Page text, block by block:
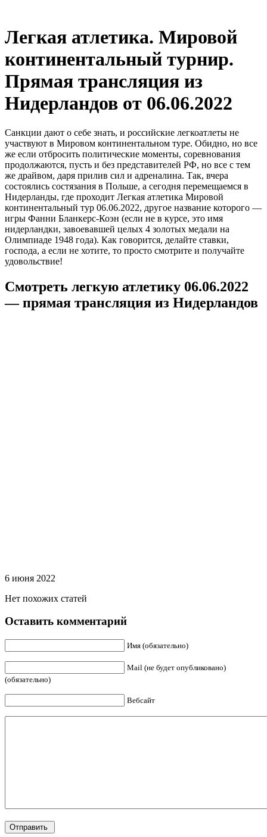
Легкая атлетика. Мировой
континентальный турнир.
Прямая трансляция из
Нидерландов от 06.06.2022
Санкции дают о себе знать, и российские легкоатлеты не
участвуют в Мировом континентальном туре. Обидно, но все
же если отбросить политические моменты, соревнования
продолжаются, пусть и без представителей РФ, но все с тем
же драйвом, даря прилив сил и адреналина. Так, вчера
состоялись состязания в Польше, а сегодня перемещаемся в
Нидерланды, где проходит Легкая атлетика Мировой
континентальный тур 06.06.2022, другое название которого —
игры Фанни Бланкерс-Коэн (если не в курсе, это имя
нидерландки, завоевавшей целых 4 золотых медали на
Олимпиаде 1948 года). Как говорится, делайте ставки,
господа, а если не хотите, то просто смотрите и получайте
удовольствие!
Смотреть легкую атлетику 06.06.2022
— прямая трансляция из Нидерландов
6 июня 2022
Нет похожих статей
Оставить комментарий
Имя (обязательно)
Mail (не будет опубликовано)
(обязательно)
Вебсайт